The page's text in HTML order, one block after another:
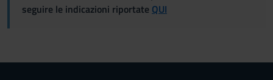
seguire le indicazioni riportate QUI